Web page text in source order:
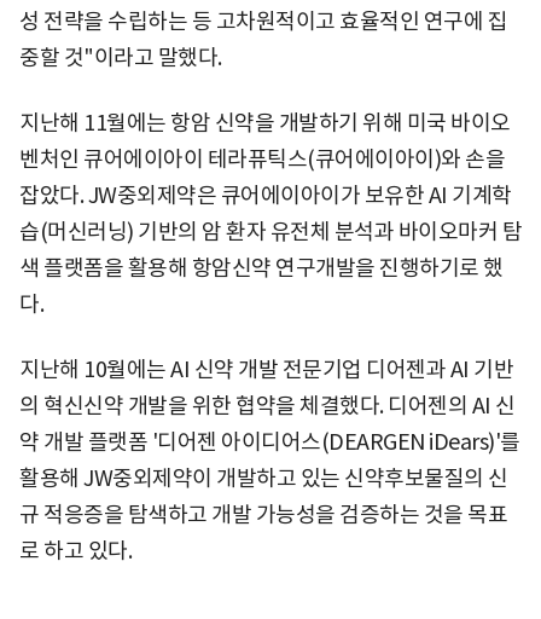
성 전략을 수립하는 등 고차원적이고 효율적인 연구에 집
중할 것"이라고 말했다.
지난해 11월에는 항암 신약을 개발하기 위해 미국 바이오
벤처인 큐어에이아이 테라퓨틱스(큐어에이아이)와 손을
잡았다. JW중외제약은 큐어에이아이가 보유한 AI 기계학
습(머신러닝) 기반의 암 환자 유전체 분석과 바이오마커 탐
색 플랫폼을 활용해 항암신약 연구개발을 진행하기로 했
다.
지난해 10월에는 AI 신약 개발 전문기업 디어젠과 AI 기반
의 혁신신약 개발을 위한 협약을 체결했다. 디어젠의 AI 신
약 개발 플랫폼 '디어젠 아이디어스(DEARGEN iDears)'를
활용해 JW중외제약이 개발하고 있는 신약후보물질의 신
규 적응증을 탐색하고 개발 가능성을 검증하는 것을 목표
로 하고 있다.